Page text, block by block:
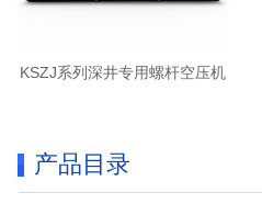
KSZJ系列深井专用螺杆空压机
产品目录